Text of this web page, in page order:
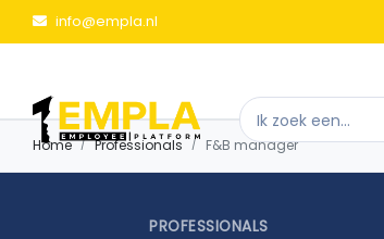
info@empla.nl
Home Professionals F&B manager
PROFESSIONALS